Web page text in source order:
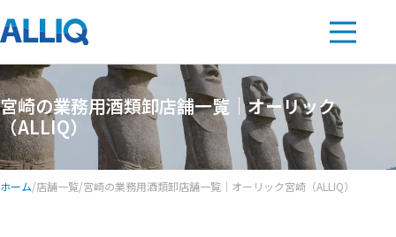
宮崎の業務用酒類卸店舗一覧｜オーリック
（ALLIQ）
ホーム/店舗一覧/宮崎の業務用酒類卸店舗一覧｜オーリック宮崎（ALLIQ）